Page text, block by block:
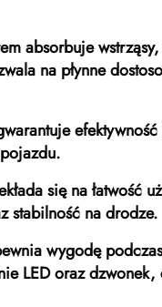
absorbuje
na płynne
się na łatwość
stabilność na drodze.
wygodę
LED oraz